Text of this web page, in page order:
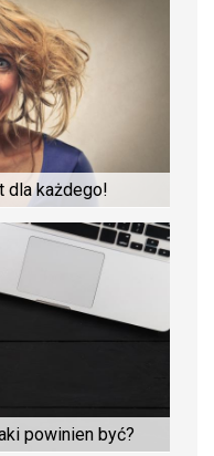
dla każdego!
powinien być?